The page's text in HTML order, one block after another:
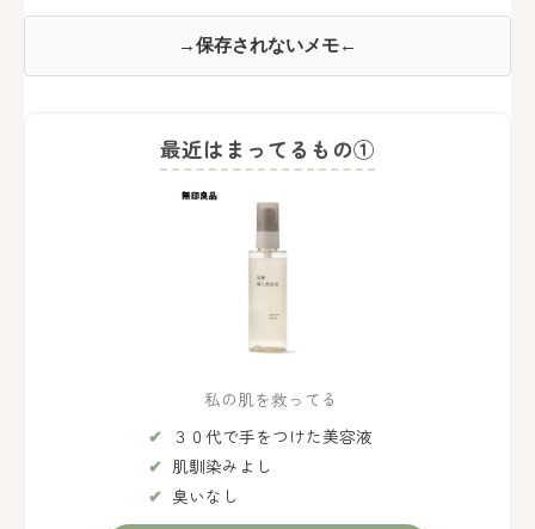
→保存されないメモ←
最近はまってるもの①
私の肌を救ってる
３０代で手をつけた美容液
肌馴染みよし
臭いなし